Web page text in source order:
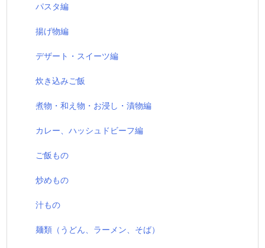
パスタ編
揚げ物編
デザート・スイーツ編
炊き込みご飯
煮物・和え物・お浸し・漬物編
カレー、ハッシュドビーフ編
ご飯もの
炒めもの
汁もの
麺類（うどん、ラーメン、そば）